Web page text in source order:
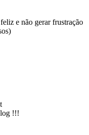
e não gerar frustração
!!!